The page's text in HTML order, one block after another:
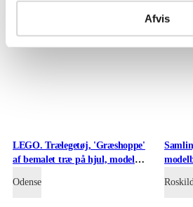
Afvis
LEGO. Trælegetøj, 'Græshoppe'
af bemalet træ på hjul, model
Odense